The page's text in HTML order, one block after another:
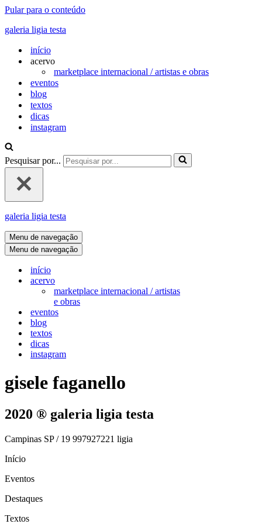
Pular para o conteúdo
galeria ligia testa
início
acervo
marketplace internacional / artistas e obras
eventos
blog
textos
dicas
instagram
Pesquisar por...
galeria ligia testa
Menu de navegação
Menu de navegação
início
acervo
marketplace internacional / artistas
e obras
eventos
blog
textos
dicas
instagram
gisele faganello
2020 ® galeria ligia testa
Campinas SP / 19 997927221 ligia
Início
Eventos
Destaques
Textos